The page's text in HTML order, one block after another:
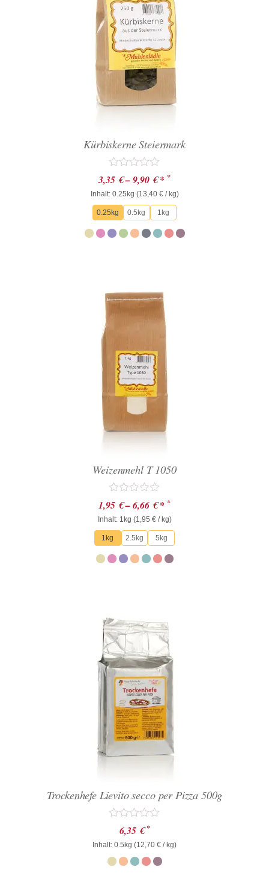
Kürbiskerne Steiermark
Bewertet
mit
0
von
5
3,35 €–9,90 €* *
Inhalt: 0.25kg (13,40 €/ kg)
0.25kg 0.5kg 1kg
Weizenmehl T 1050
Bewertet
mit
0
von
5
1,95 €–6,66 €* *
Inhalt: 1kg (1,95 €/ kg)
1kg 2.5kg 5kg
Trockenhefe Lievito secco per Pizza 500g
Bewertet
mit
0
von
5
6,35 € *
Inhalt: 0.5kg (12,70 € / kg)